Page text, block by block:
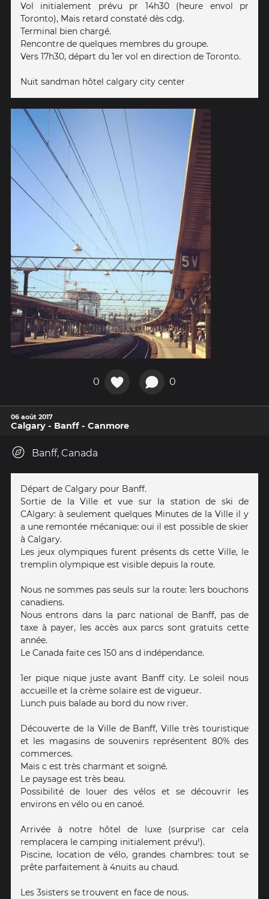
Vol initialement prévu pr 14h30 (heure envol pr
Toronto), Mais retard constaté dès cdg.
Terminal bien chargé.
Rencontre de quelques membres du groupe.
Vers 17h30, départ du 1er vol en direction de Toronto.
Nuit sandman hôtel calgary city center
0 0
06 août 2017
Calgary - Banff - Canmore
Banff, Canada
Départ de Calgary pour Banff.
Sortie de la Ville et vue sur la station de ski de
CAlgary: à seulement quelques Minutes de la Ville il y
a une remontée mécanique: oui il est possible de skier
à Calgary.
Les jeux olympiques furent présents ds cette Ville, le
tremplin olympique est visible depuis la route.
Nous ne sommes pas seuls sur la route: 1ers bouchons
canadiens.
Nous entrons dans la parc national de Banff, pas de
taxe à payer, les accès aux parcs sont gratuits cette
année.
Le Canada faite ces 150 ans d indépendance.
1er pique nique juste avant Banff city. Le soleil nous
accueille et la crème solaire est de vigueur.
Lunch puis balade au bord du now river.
Découverte de la Ville de Banff, Ville très touristique
et les magasins de souvenirs représentent 80% des
commerces.
Mais c est très charmant et soigné.
Le paysage est très beau.
Possibilité de louer des vélos et se découvrir les
environs en vélo ou en canoé.
Arrivée à notre hôtel de luxe (surprise car cela
remplacera le camping initialement prévu!).
Piscine, location de vélo, grandes chambres: tout se
prête parfaitement à 4nuits au chaud.
Les 3sisters se trouvent en face de nous.